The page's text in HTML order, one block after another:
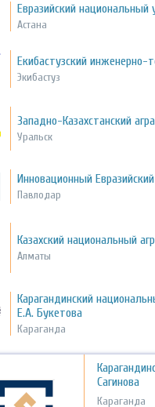
Евразийский
Астана
Екибастузский инженерно-
Экибастуз
Западно-Казахстанский
Уральск
Инновационный
Павлодар
Казахский национальный
Алматы
Карагандинский
Е.А. Букетова
Караганда
Сагинова
Караганда